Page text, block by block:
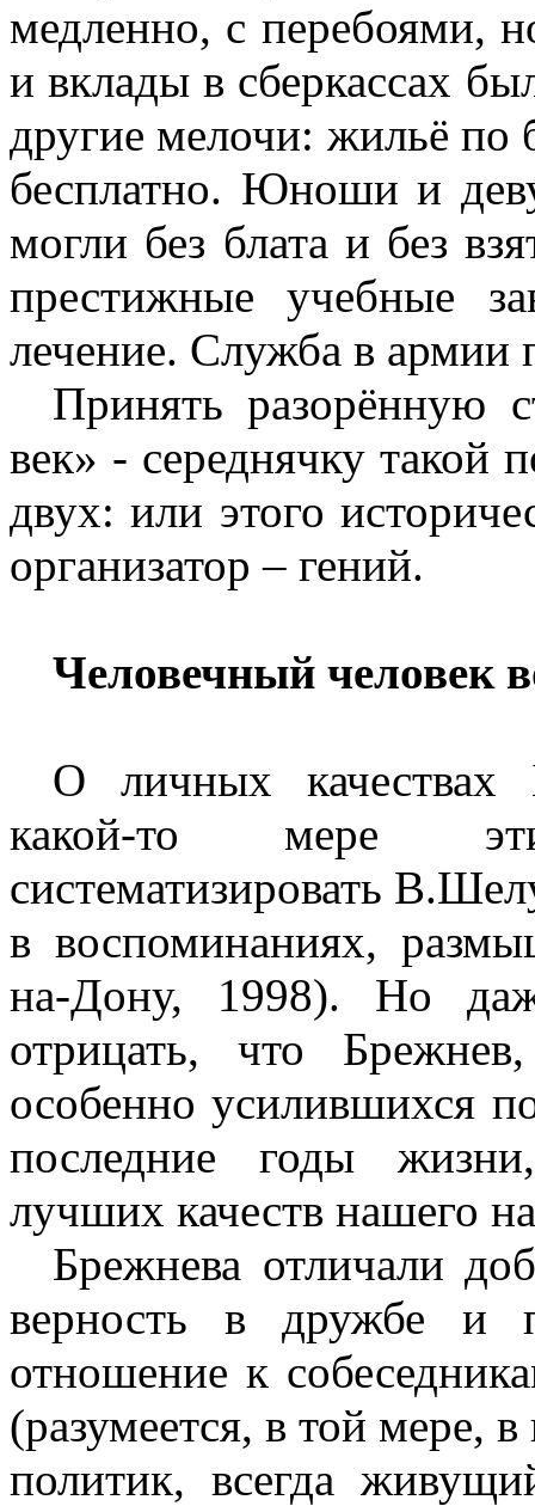
медленно, с перебоями,
и вклады в сберкассах
другие мелочи: жильё по
бесплатно. Юноши и
могли без блата и без
престижные учебные
лечение. Служба в армии
Принять разорённую
век» - середнячку такой
двух: или этого
организатор – гений.
Человечный человек
О личных качествах
какой-то мере
систематизировать
в воспоминаниях,
на-Дону, 1998). Но
отрицать, что
особенно усилившихся
последние годы
лучших качеств нашего
Брежнева отличали
верность в дружбе и
отношение к
(разумеется, в той мере,
политик, всегда